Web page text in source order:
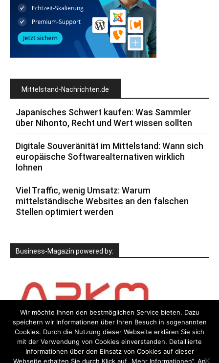
Mittelstand-Nachrichten.de
Japanisches Schwert kaufen: Was Sammler
über Nihonto, Recht und Wert wissen sollten
Digitale Souveränität im Mittelstand: Wann sich
europäische Softwarealternativen wirklich
lohnen
Viel Traffic, wenig Umsatz: Warum
mittelständische Websites an den falschen
Stellen optimiert werden
Business-Magazin powered by:
Wir möchte Ihnen den bestmöglichen Service bieten. Dazu
speichern wir Informationen über Ihren Besuch in sogenannten
Cookies. Durch die Nutzung dieser Webseite erklären Sie sich
mit der Verwendung von Cookies einverstanden. Detaillierte
Informationen über den Einsatz von Cookies auf dieser
Webseite erhalten Sie durch Klick auf „Mehr Informationen“. An